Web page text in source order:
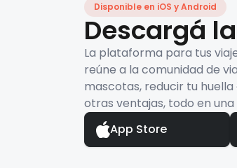
Disponible en iOS y Android
Descargá
La plataforma para tus
reúne a la comunidad de
mascotas, reducir tu
otras ventajas, todo en
App Store